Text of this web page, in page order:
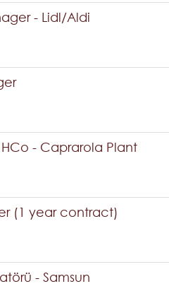
- Lidl/Aldi
- Caprarola Plant
(1 year contract)
- Samsun